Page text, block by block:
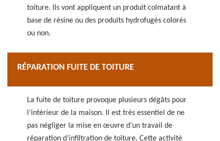
toiture. Ils vont appliquent un produit colmatant à
base de résine ou des produits hydrofugés colorés
ou non.
RÉPARATION FUITE DE TOITURE
La fuite de toiture provoque plusieurs dégâts pour
l’intérieur de la maison. Il est très essentiel de ne
pas négliger la mise en œuvre d’un travail de
réparation d’infiltration de toiture. Cette activité